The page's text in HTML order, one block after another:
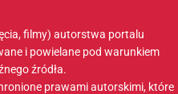
filmy) autorstwa portalu
i powielane pod warunkiem
źródła.
prawami autorskimi, które